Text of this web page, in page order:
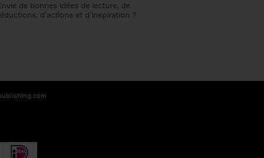
de bonnes idées de lecture, de
d’actions et d’inspiration ?